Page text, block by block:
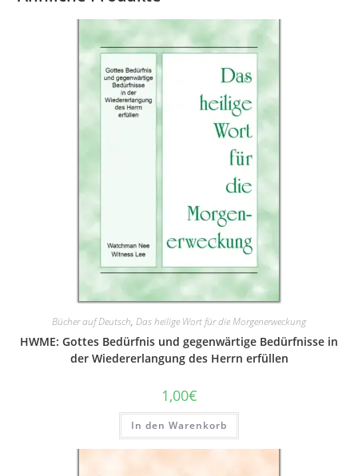
Bücher auf Deutsch, Das heilige Wort für die Morgenerweckung
HWME: Gottes Bedürfnis und gegenwärtige Bedürfnisse in
der Wiedererlangung des Herrn erfüllen
1,00€
In den Warenkorb